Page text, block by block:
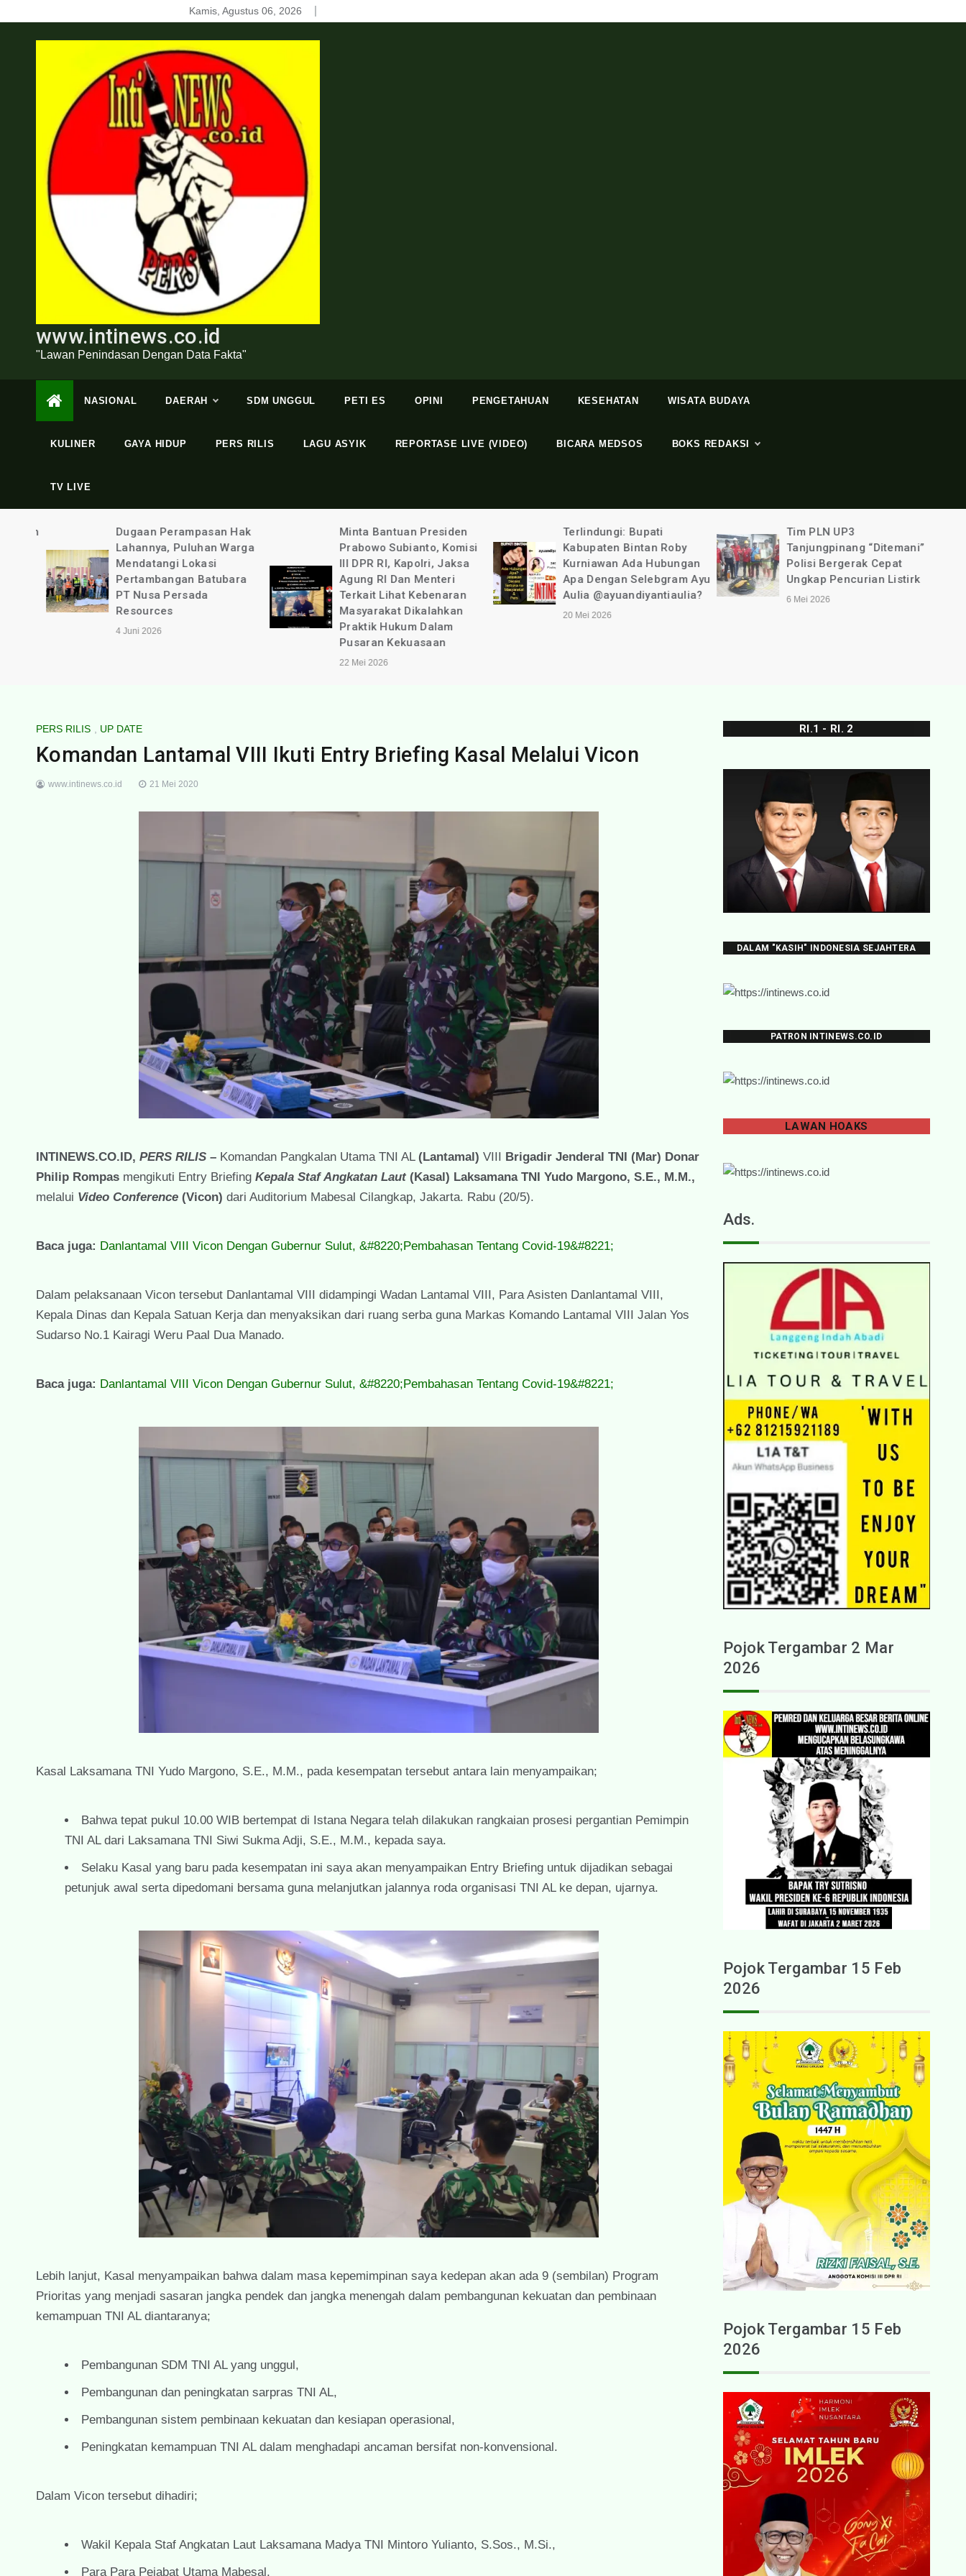
to
content
Kamis, Agustus 06, 2026
www.intinews.co.id
"Lawan Penindasan Dengan Data Fakta"
NASIONAL DAERAH SDM UNGGUL PETI ES OPINI PENGETAHUAN KESEHATAN WISATA BUDAYA
KULINER GAYA HIDUP PERS RILIS LAGU ASYIK REPORTASE LIVE (VIDEO) BICARA MEDSOS BOKS REDAKSI
TV LIVE
Dugaan Perampasan Hak
Lahannya, Puluhan Warga
Mendatangi Lokasi
Pertambangan Batubara
PT Nusa Persada
Resources
4 Juni 2026
Minta Bantuan Presiden
Prabowo Subianto, Komisi
III DPR RI, Kapolri, Jaksa
Agung RI Dan Menteri
Terkait Lihat Kebenaran
Masyarakat Dikalahkan
Praktik Hukum Dalam
Pusaran Kekuasaan
22 Mei 2026
Terlindungi: Bupati
Kabupaten Bintan Roby
Kurniawan Ada Hubungan
Apa Dengan Selebgram Ayu
Aulia @ayuandiyantiaulia?
20 Mei 2026
Tim PLN UP3
Tanjungpinang “Ditemani”
Polisi Bergerak Cepat
Ungkap Pencurian Listirk
6 Mei 2026
PERS RILIS UP DATE
Komandan Lantamal VIII Ikuti Entry Briefing Kasal Melalui Vicon
www.intinews.co.id 21 Mei 2020
INTINEWS.CO.ID, PERS RILIS – Komandan Pangkalan Utama TNI AL (Lantamal) VIII Brigadir Jenderal TNI (Mar) Donar
Philip Rompas mengikuti Entry Briefing Kepala Staf Angkatan Laut(Kasal) Laksamana TNI Yudo Margono, S.E., M.M.,
melalui Video Conference (Vicon) dari Auditorium Mabesal Cilangkap, Jakarta. Rabu (20/5).
Baca juga: Danlantamal VIII Vicon Dengan Gubernur Sulut, &#8220;Pembahasan Tentang Covid-19&#8221;
Dalam pelaksanaan Vicon tersebut Danlantamal VIII didampingi Wadan Lantamal VIII, Para Asisten Danlantamal VIII,
Kepala Dinas dan Kepala Satuan Kerja dan menyaksikan dari ruang serba guna Markas Komando Lantamal VIII Jalan Yos
Sudarso No.1 Kairagi Weru Paal Dua Manado.
Baca juga: Danlantamal VIII Vicon Dengan Gubernur Sulut, &#8220;Pembahasan Tentang Covid-19&#8221;
Kasal Laksamana TNI Yudo Margono, S.E., M.M., pada kesempatan tersebut antara lain menyampaikan;
Bahwa tepat pukul 10.00 WIB bertempat di Istana Negara telah dilakukan rangkaian prosesi pergantian Pemimpin
TNI AL dari Laksamana TNI Siwi Sukma Adji, S.E., M.M., kepada saya.
Selaku Kasal yang baru pada kesempatan ini saya akan menyampaikan Entry Briefing untuk dijadikan sebagai
petunjuk awal serta dipedomani bersama guna melanjutkan jalannya roda organisasi TNI AL ke depan, ujarnya.
Lebih lanjut, Kasal menyampaikan bahwa dalam masa kepemimpinan saya kedepan akan ada 9 (sembilan) Program
Prioritas yang menjadi sasaran jangka pendek dan jangka menengah dalam pembangunan kekuatan dan pembinaan
kemampuan TNI AL diantaranya;
Pembangunan SDM TNI AL yang unggul,
Pembangunan dan peningkatan sarpras TNI AL,
Pembangunan sistem pembinaan kekuatan dan kesiapan operasional,
Peningkatan kemampuan TNI AL dalam menghadapi ancaman bersifat non-konvensional.
Dalam Vicon tersebut dihadiri;
Wakil Kepala Staf Angkatan Laut Laksamana Madya TNI Mintoro Yulianto, S.Sos., M.Si.,
Para Para Pejabat Utama Mabesal,
RI.1 - RI. 2
DALAM "KASIH" INDONESIA SEJAHTERA
PATRON INTINEWS.CO.ID
LAWAN HOAKS
Ads.
Pojok Tergambar 2 Mar
2026
Pojok Tergambar 15 Feb
2026
Pojok Tergambar 15 Feb
2026